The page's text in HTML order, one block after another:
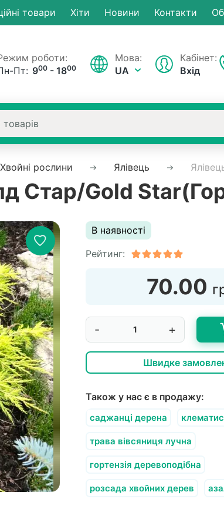
товари Хiти Новини Контакти
роботи:
Пт: 900 - 1800
Мова:
UA
Кабінет:
Вхід
Хвойні рослини Ялівець
Стар/Gold
В наявності
Рейтинг:
70.00
- +
Швидке
Також у нас є в продажу:
саджанці дерена
трава вівсяниця лучна
гортензія деревоподібна
розсада хвойних дерев